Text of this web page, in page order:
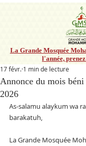
La Grande Mosquée
l'année,
Annonce du mois
2026
17 févr. 1 min de lecture
As-salamu alaykum wa
barakatuh,
La Grande Mosquée